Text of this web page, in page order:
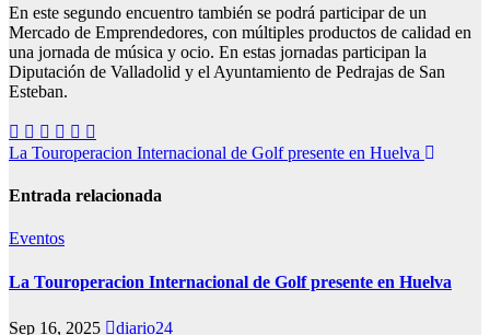
En este segundo encuentro también se podrá participar de un
Mercado de Emprendedores, con múltiples productos de calidad en
una jornada de música y ocio. En estas jornadas participan la
Diputación de Valladolid y el Ayuntamiento de Pedrajas de San
Esteban.
Navegación
de
La Touroperacion Internacional de Golf presente en Huelva
Entrada relacionada
Eventos
La Touroperacion Internacional de Golf presente en Huelva
Sep 16, 2025
diario24